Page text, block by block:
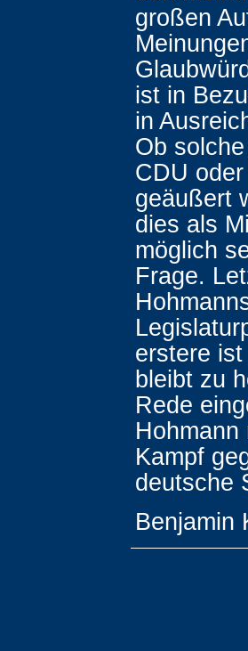
großen
ist in
in
Ob
CDU
geäußert
dies als
möglich
Frage.
erstere
bleibt zu
Rede
Kampf
deutsche
Benjamin